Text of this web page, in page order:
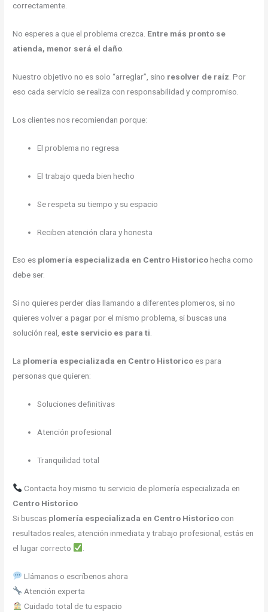
correctamente.
No esperes a que el problema crezca. Entre más pronto se
atienda, menor será el daño.
Nuestro objetivo no es solo “arreglar”, sino resolver de raíz . Por
eso cada servicio se realiza con responsabilidad y compromiso.
Los clientes nos recomiendan porque:
El problema no regresa
El trabajo queda bien hecho
Se respeta su tiempo y su espacio
Reciben atención clara y honesta
Eso es plomería especializada en Centro Historicohecha como
debe ser.
Si no quieres perder días llamando a diferentes plomeros, si no
quieres volver a pagar por el mismo problema, si buscas una
solución real, este servicio es para ti.
La plomería especializada en Centro Historico es para
personas que quieren:
Soluciones definitivas
Atención profesional
Tranquilidad total
Contacta hoy mismo tu servicio de plomería especializada en
Centro Historico
Si buscas plomería especializada en Centro Historico con
resultados reales, atención inmediata y trabajo profesional, estás en
el lugar correcto
Llámanos o escríbenos ahora
Atención experta
Cuidado total de tu espacio